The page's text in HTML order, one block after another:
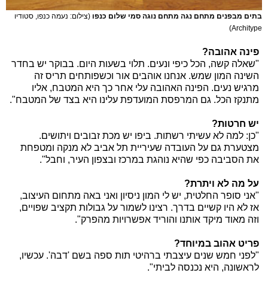
בתים מבפנים מתחם נגה מתחם נוגה סמי שלום כנפו (צילום: נעמה כנפו, סטודיו
Architype)
פינה אהובה?
"שאלה קשה, הכל כיפי ונעים. תלוי בשעות היום. בבוקר יש בחדר
השינה המון שמש. אנחנו אוהבים אור וכשפותחים תריס זה
מרגיש נעים. הפינה האהובה עלי אחר כך היא המטבח, אליו
מתנקז הכל. גם המרפסת המועדפת עלינו היא בצד של המטבח".
יש חרטות?
"כן: למה לא עשיתי רשתות. ביפו יש מכת זבובים ויתושים.
מצטערת גם על העובדה שעיריית תל אביב לא מנקה ומטפחת
את הסביבה כפי שהיא נוהגת במרכז ובצפון העיר, וחבל".
על מה לא ויתרת?
"אני סופר החלטית, יש לי המון ניסיון ואני באה מתחום העיצוב,
אז לא היו קשיים בדרך. רצינו לשמור על גבולות תקציב שפויים,
וזה מאוד מיקד אותנו והוריד אפשרויות מהפרק".
פריט אהוב במיוחד?
"לפני חמש שנים עיצבתי ברהיטי תות ספה בשם 'דבה'. עכשיו,
לראשונה, היא נכנסה לביתי".